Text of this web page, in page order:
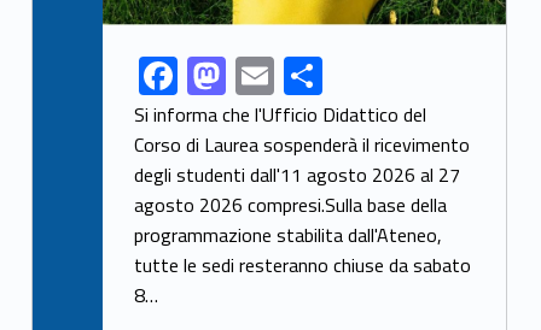
Link identifier share facebook archive #share-link-archive-95393F
ac
e
b
o
o
M
as
to
d
o
n
E
m
ai
l
S
h
ar
e
Si informa che l'Ufficio Didattico del
Corso di Laurea sospenderà il ricevimento
degli studenti dall'11 agosto 2026 al 27
agosto 2026 compresi.Sulla base della
programmazione stabilita dall'Ateneo,
tutte le sedi resteranno chiuse da sabato
8…